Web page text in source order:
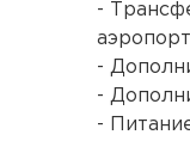
-
-
-
-